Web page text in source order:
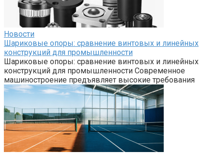
Новости
Шариковые опоры: сравнение винтовых и линейных
конструкций для промышленности
Шариковые опоры: сравнение винтовых и линейных
конструкций для промышленности Современное
машиностроение предъявляет высокие требования